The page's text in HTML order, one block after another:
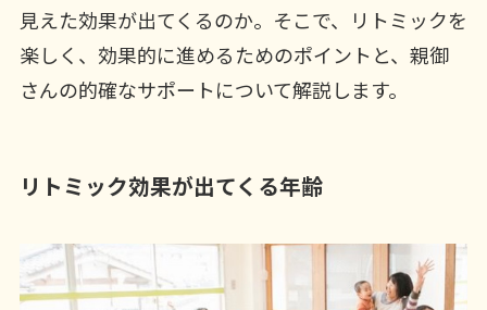
見えた効果が出てくるのか。そこで、リトミックを
楽しく、効果的に進めるためのポイントと、親御
さんの的確なサポートについて解説します。
リトミック効果が出てくる年齢